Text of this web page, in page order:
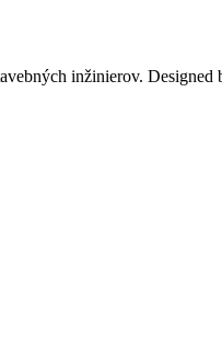
inžinierov. Designed